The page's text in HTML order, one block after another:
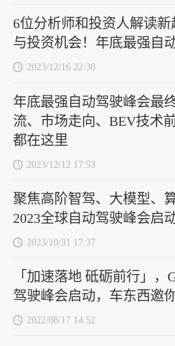
6位分析师和投资人解读
与投资机会！年底最强自
2023/12/16 22:30
年底最强自动驾驶峰会最
流、市场走向、BEV技术
都在这里
2023/12/12 17:53
聚焦高阶智驾、大模型、
2023全球自动驾驶峰会启
2023/10/31 17:37
「加速落地 砥砺前行」，
驾驶峰会启动，车东西邀
2022/08/17 14:52